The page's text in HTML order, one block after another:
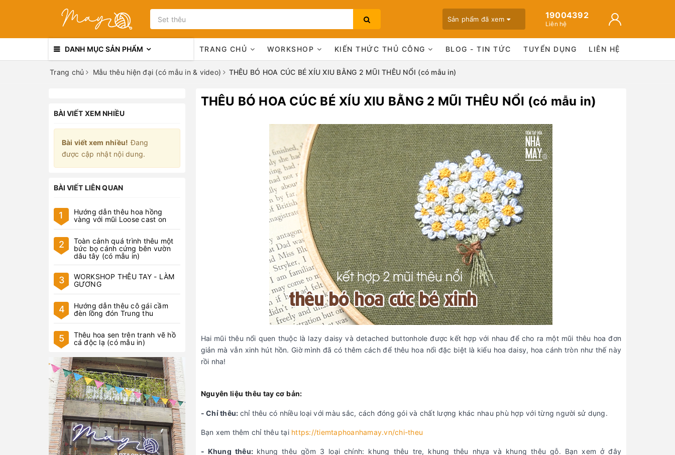
Sản phẩm đã xem 19004392
Liên hệ
DANH MỤC SẢN PHẨM TRANG CHỦ WORKSHOP KIẾN THỨC THỦ CÔNG BLOG - TIN TỨC TUYỂN DỤNG LIÊN HỆ
Trang chủ Mẫu thêu hiện đại (có mẫu in & video) THÊU BÓ HOA CÚC BÉ XÍU XIU BẰNG 2 MŨI THÊU NỔI (có mẫu in)
THÊU BÓ HOA CÚC BÉ XÍU XIU BẰNG 2 MŨI THÊU NỔI (có mẫu in)
Hai mũi thêu nổi quen thuộc là lazy daisy và detached buttonhole được kết hợp với nhau để cho ra một mũi thêu hoa đơn
giản mà vẫn xinh hút hồn. Giờ mình đã có thêm cách để thêu hoa nổi đặc biệt là kiểu hoa daisy, hoa cánh tròn như thế này
rồi nha!
Nguyên liệu thêu tay cơ bản:
- Chỉ thêu: chỉ thêu có nhiều loại với màu sắc, cách đóng gói và chất lượng khác nhau phù hợp với từng người sử dụng.
Bạn xem thêm chỉ thêu tại https://tiemtaphoanhamay.vn/chi-theu
- Khung thêu: khung thêu gồm 3 loại chính: khung thêu tre, khung thêu nhựa và khung thêu gỗ. Bạn xem ở đây
BÀI VIẾT XEM NHIỀU
Bài viết xem nhiều! Đang
được cập nhật nội dung.
BÀI VIẾT LIÊN QUAN
1
Hướng dẫn thêu hoa hồng
vàng với mũi Loose cast on
2
Toàn cảnh quá trình thêu một
bức bọ cánh cứng bên vườn
dâu tây (có mẫu in)
3
WORKSHOP THÊU TAY - LÀM
GƯƠNG
4
Hướng dẫn thêu cô gái cầm
đèn lồng đón Trung thu
5
Thêu hoa sen trên tranh vẽ hồ
cá độc lạ (có mẫu in)